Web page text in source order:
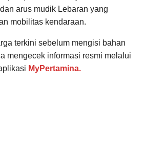
arus mudik Lebaran yang
mobilitas kendaraan.
terkini sebelum mengisi bahan
mengecek informasi resmi melalui
MyPertamina.